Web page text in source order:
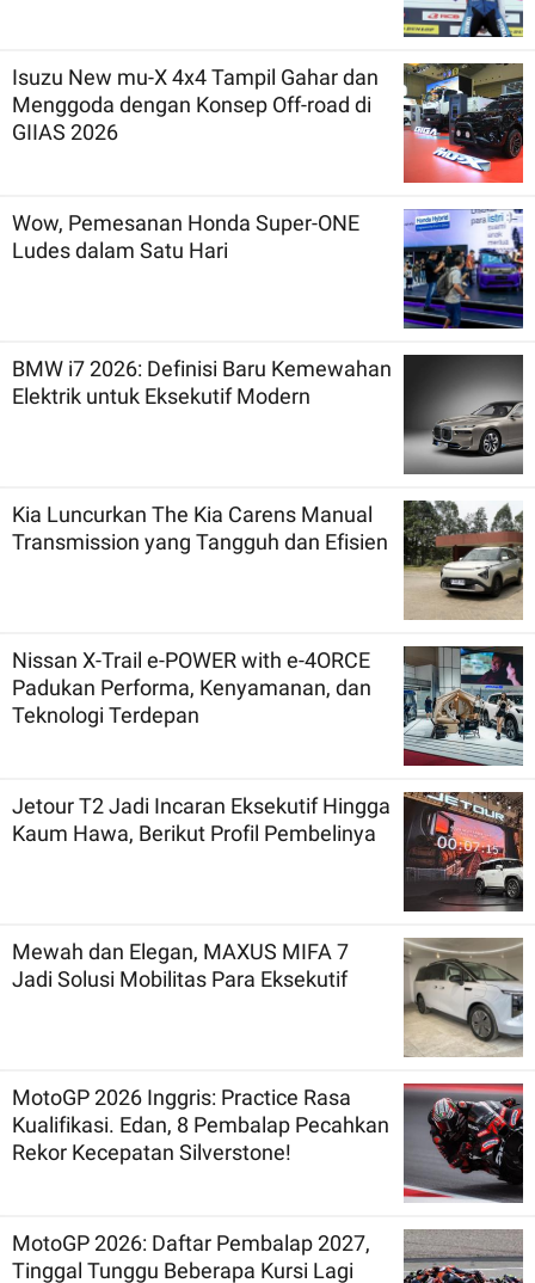
Isuzu New mu-X 4x4 Tampil Gahar dan
Menggoda dengan Konsep Off-road di
GIIAS 2026
Wow, Pemesanan Honda Super-ONE
Ludes dalam Satu Hari
BMW i7 2026: Definisi Baru Kemewahan
Elektrik untuk Eksekutif Modern
Kia Luncurkan The Kia Carens Manual
Transmission yang Tangguh dan Efisien
Nissan X-Trail e-POWER with e-4ORCE
Padukan Performa, Kenyamanan, dan
Teknologi Terdepan
Jetour T2 Jadi Incaran Eksekutif Hingga
Kaum Hawa, Berikut Profil Pembelinya
Mewah dan Elegan, MAXUS MIFA 7
Jadi Solusi Mobilitas Para Eksekutif
MotoGP 2026 Inggris: Practice Rasa
Kualifikasi. Edan, 8 Pembalap Pecahkan
Rekor Kecepatan Silverstone!
MotoGP 2026: Daftar Pembalap 2027,
Tinggal Tunggu Beberapa Kursi Lagi